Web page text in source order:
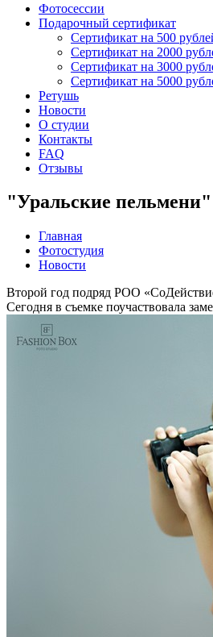
Фотосессии
Подарочный сертификат
Сертификат на 500
Сертификат на 2000
Сертификат на 3000
Сертификат на 5000
Ретушь
Новости
О студии
Контакты
FAQ
Отзывы
"Уральские
Главная
Фотостудия
Новости
Второй год подряд РОО
Сегодня в съемке поучаствовала